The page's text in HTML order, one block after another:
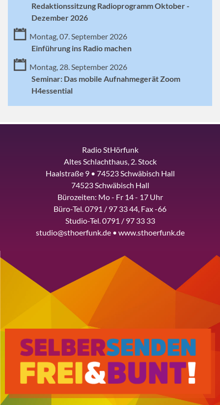
Redaktionssitzung Radioprogramm Oktober -
Dezember 2026
Montag, 07. September 2026
Einführung ins Radio machen
Montag, 28. September 2026
Seminar: Das mobile Aufnahmegerät Zoom
H4essential
Radio StHörfunk
Altes Schlachthaus, 2. Stock
Haalstraße 9 • 74523 Schwäbisch Hall
74523 Schwäbisch Hall
Bürozeiten: Mo - Fr 14 - 17 Uhr
Büro-Tel. 0791 / 97 33 44, Fax -66
Studio-Tel. 0791 / 97 33 33
studio@sthoerfunk.de • www.sthoerfunk.de